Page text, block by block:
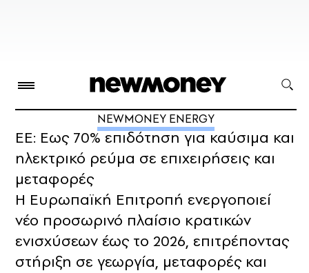
NEWMONEY ENERGY
ΕΕ: Εως 70% επιδότηση για καύσιμα και
ηλεκτρικό ρεύμα σε επιχειρήσεις και
μεταφορές
Η Ευρωπαϊκή Επιτροπή ενεργοποιεί
νέο προσωρινό πλαίσιο κρατικών
ενισχύσεων έως το 2026, επιτρέποντας
στήριξη σε γεωργία, μεταφορές και